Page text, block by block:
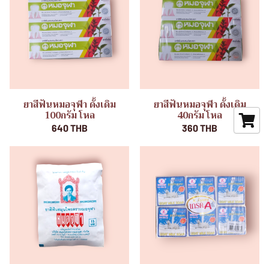
ยาสีฟันหมอจุฬา ดั้งเดิม
100กรัม โหล
640 THB
ยาสีฟันหมอจุฬา ดั้งเดิม
40กรัม โหล
360 THB